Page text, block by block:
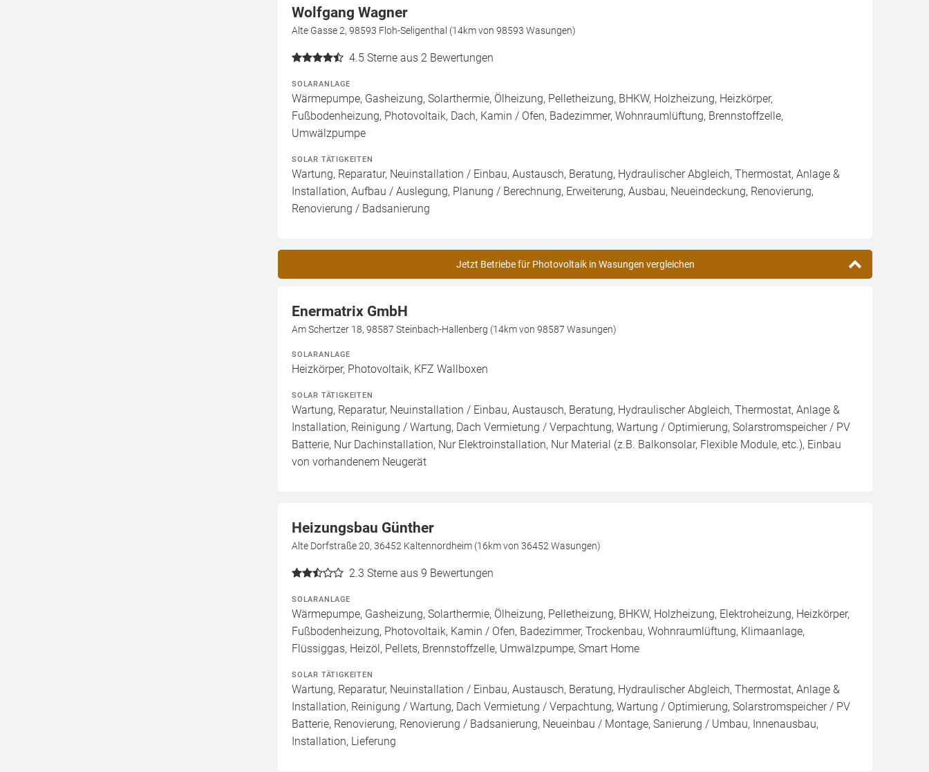
Wolfgang Wagner
Alte Gasse 2, 98593 Floh-Seligenthal (14km von 98593 Wasungen)
4.5 Sterne aus 2 Bewertungen
SOLARANLAGE
Wärmepumpe, Gasheizung, Solarthermie, Ölheizung, Pelletheizung, BHKW, Holzheizung, Heizkörper,
Fußbodenheizung, Photovoltaik, Dach, Kamin / Ofen, Badezimmer, Wohnraumlüftung, Brennstoffzelle,
Umwälzpumpe
SOLAR TÄTIGKEITEN
Wartung, Reparatur, Neuinstallation / Einbau, Austausch, Beratung, Hydraulischer Abgleich, Thermostat, Anlage &
Installation, Aufbau / Auslegung, Planung / Berechnung, Erweiterung, Ausbau, Neueindeckung, Renovierung,
Renovierung / Badsanierung
Jetzt Betriebe für Photovoltaik in Wasungen vergleichen
Enermatrix GmbH
Am Schertzer 18, 98587 Steinbach-Hallenberg (14km von 98587 Wasungen)
SOLARANLAGE
Heizkörper, Photovoltaik, KFZ Wallboxen
SOLAR TÄTIGKEITEN
Wartung, Reparatur, Neuinstallation / Einbau, Austausch, Beratung, Hydraulischer Abgleich, Thermostat, Anlage &
Installation, Reinigung / Wartung, Dach Vermietung / Verpachtung, Wartung / Optimierung, Solarstromspeicher / PV
Batterie, Nur Dachinstallation, Nur Elektroinstallation, Nur Material (z.B. Balkonsolar, Flexible Module, etc.), Einbau
von vorhandenem Neugerät
Heizungsbau Günther
Alte Dorfstraße 20, 36452 Kaltennordheim (16km von 36452 Wasungen)
2.3 Sterne aus 9 Bewertungen
SOLARANLAGE
Wärmepumpe, Gasheizung, Solarthermie, Ölheizung, Pelletheizung, BHKW, Holzheizung, Elektroheizung, Heizkörper,
Fußbodenheizung, Photovoltaik, Kamin / Ofen, Badezimmer, Trockenbau, Wohnraumlüftung, Klimaanlage,
Flüssiggas, Heizöl, Pellets, Brennstoffzelle, Umwälzpumpe, Smart Home
SOLAR TÄTIGKEITEN
Wartung, Reparatur, Neuinstallation / Einbau, Austausch, Beratung, Hydraulischer Abgleich, Thermostat, Anlage &
Installation, Reinigung / Wartung, Dach Vermietung / Verpachtung, Wartung / Optimierung, Solarstromspeicher / PV
Batterie, Renovierung, Renovierung / Badsanierung, Neueinbau / Montage, Sanierung / Umbau, Innenausbau,
Installation, Lieferung